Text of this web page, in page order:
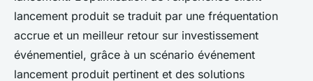
lancement produit se traduit par une fréquentation
accrue et un meilleur retour sur investissement
événementiel, grâce à un scénario événement
lancement produit pertinent et des solutions